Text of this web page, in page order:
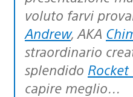
voluto farvi
Andrew, AKA
straordinario
splendido Rocket
capire meglio…